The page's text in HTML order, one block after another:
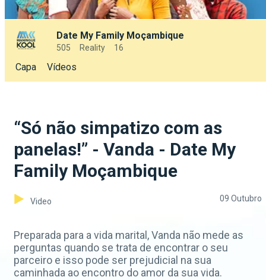
Date My Family Moçambique
505 Reality 16
Capa Vídeos
“Só não simpatizo com as
panelas!” - Vanda - Date My
Family Moçambique
Video 09 Outubro
Preparada para a vida marital, Vanda não mede as
perguntas quando se trata de encontrar o seu
parceiro e isso pode ser prejudicial na sua
caminhada ao encontro do amor da sua vida.